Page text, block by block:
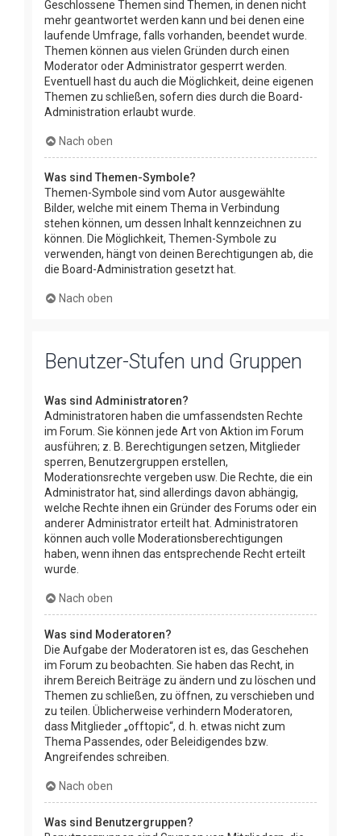
Geschlossene Themen sind Themen, in denen nicht
mehr geantwortet werden kann und bei denen eine
laufende Umfrage, falls vorhanden, beendet wurde.
Themen können aus vielen Gründen durch einen
Moderator oder Administrator gesperrt werden.
Eventuell hast du auch die Möglichkeit, deine eigenen
Themen zu schließen, sofern dies durch die Board-
Administration erlaubt wurde.
Nach oben
Was sind Themen-Symbole?
Themen-Symbole sind vom Autor ausgewählte
Bilder, welche mit einem Thema in Verbindung
stehen können, um dessen Inhalt kennzeichnen zu
können. Die Möglichkeit, Themen-Symbole zu
verwenden, hängt von deinen Berechtigungen ab, die
die Board-Administration gesetzt hat.
Nach oben
Benutzer-Stufen und Gruppen
Was sind Administratoren?
Administratoren haben die umfassendsten Rechte
im Forum. Sie können jede Art von Aktion im Forum
ausführen; z. B. Berechtigungen setzen, Mitglieder
sperren, Benutzergruppen erstellen,
Moderationsrechte vergeben usw. Die Rechte, die ein
Administrator hat, sind allerdings davon abhängig,
welche Rechte ihnen ein Gründer des Forums oder ein
anderer Administrator erteilt hat. Administratoren
können auch volle Moderationsberechtigungen
haben, wenn ihnen das entsprechende Recht erteilt
wurde.
Nach oben
Was sind Moderatoren?
Die Aufgabe der Moderatoren ist es, das Geschehen
im Forum zu beobachten. Sie haben das Recht, in
ihrem Bereich Beiträge zu ändern und zu löschen und
Themen zu schließen, zu öffnen, zu verschieben und
zu teilen. Üblicherweise verhindern Moderatoren,
dass Mitglieder „offtopic“, d. h. etwas nicht zum
Thema Passendes, oder Beleidigendes bzw.
Angreifendes schreiben.
Nach oben
Was sind Benutzergruppen?